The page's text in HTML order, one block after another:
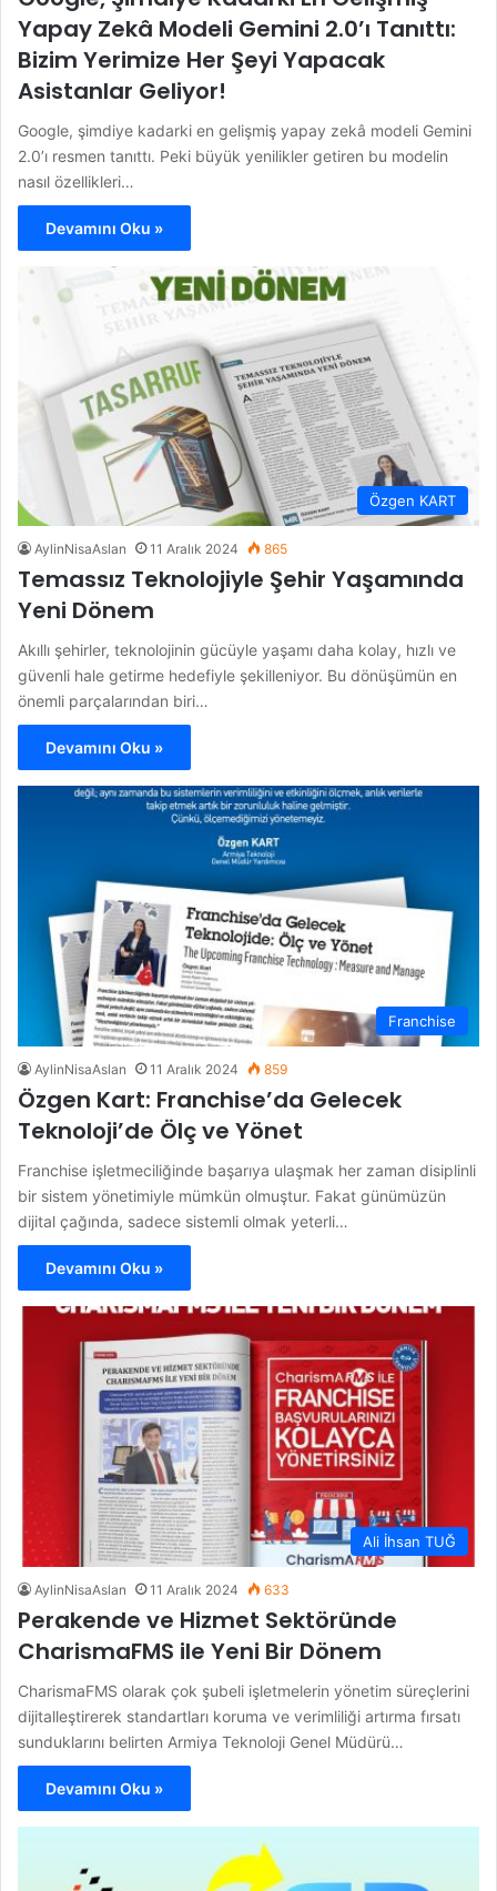
Yapay Zekâ Modeli Gemini 2.0’ı Tanıttı:
Bizim Yerimize Her Şeyi Yapacak
Asistanlar Geliyor!
Google, şimdiye kadarki en gelişmiş yapay zekâ modeli Gemini
2.0’ı resmen tanıttı. Peki büyük yenilikler getiren bu modelin
nasıl özellikleri…
Devamını Oku »
Özgen KART
AylinNisaAslan 11 Aralık 2024 865
Temassız Teknolojiyle Şehir Yaşamında
Yeni Dönem
Akıllı şehirler, teknolojinin gücüyle yaşamı daha kolay, hızlı ve
güvenli hale getirme hedefiyle şekilleniyor. Bu dönüşümün en
önemli parçalarından biri…
Devamını Oku »
Franchise
AylinNisaAslan 11 Aralık 2024 859
Özgen Kart: Franchise’da Gelecek
Teknoloji’de Ölç ve Yönet
Franchise işletmeciliğinde başarıya ulaşmak her zaman disiplinli
bir sistem yönetimiyle mümkün olmuştur. Fakat günümüzün
dijital çağında, sadece sistemli olmak yeterli…
Devamını Oku »
Ali İhsan TUĞ
AylinNisaAslan 11 Aralık 2024 633
Perakende ve Hizmet Sektöründe
CharismaFMS ile Yeni Bir Dönem
CharismaFMS olarak çok şubeli işletmelerin yönetim süreçlerini
dijitalleştirerek standartları koruma ve verimliliği artırma fırsatı
sunduklarını belirten Armiya Teknoloji Genel Müdürü…
Devamını Oku »